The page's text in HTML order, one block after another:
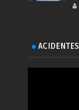
ACIDENTES